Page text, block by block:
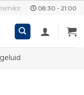
08:30 - 21:00